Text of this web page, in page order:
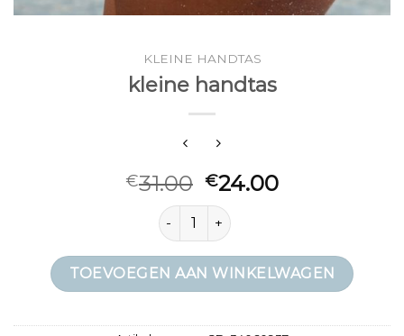
KLEINE HANDTAS
kleine handtas
€31.00 €24.00
kleine handtas aantal
TOEVOEGEN AAN WINKELWAGEN